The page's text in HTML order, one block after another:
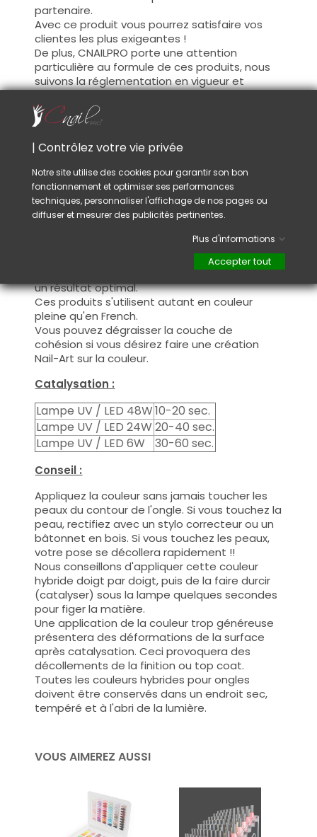
partenaire.
Avec ce produit vous pourrez satisfaire vos
clientes les plus exigeantes !
De plus, CNAILPRO porte une attention
particulière au formule de ces produits, nous
suivons la réglementation en vigueur et
garantissons la conformité de nos produits.
Ceci pour garantir une sécurité d'utilisation
optimale.
Cette couleur s'applique avec son pinceau, de
manière fine, sur la base (il n'est pas
nécessaire de dégraisser la couche de
cohésion) ou sur la construction après limage.
Ce produit s'applique en deux couches,
fermez le bord libre à la première couche et
appliquez la deuxième couche pour garantir
un résultat optimal.
Ces produits s'utilisent autant en couleur
pleine qu'en French.
Vous pouvez dégraisser la couche de
cohésion si vous désirez faire une création
Nail-Art sur la couleur.
Catalysation :
Lampe UV / LED 48W10-20 sec.
Lampe UV / LED 24W 20-40 sec.
Lampe UV / LED 6W
30-60 sec.
Conseil :
Appliquez la couleur sans jamais toucher les
peaux du contour de l'ongle. Si vous touchez la
peau, rectifiez avec un stylo correcteur ou un
bâtonnet en bois. Si vous touchez les peaux,
votre pose se décollera rapidement !!
Nous conseillons d'appliquer cette couleur
hybride doigt par doigt, puis de la faire durcir
(catalyser) sous la lampe quelques secondes
pour figer la matière.
Une application de la couleur trop généreuse
présentera des déformations de la surface
après catalysation. Ceci provoquera des
décollements de la finition ou top coat.
Toutes les couleurs hybrides pour ongles
doivent être conservés dans un endroit sec,
tempéré et à l'abri de la lumière.
VOUS AIMEREZ AUSSI
| Contrôlez votre vie privée
Notre site utilise des cookies pour garantir son bon
fonctionnement et optimiser ses performances
techniques, personnaliser l'affichage de nos pages ou
diffuser et mesurer des publicités pertinentes.
Plus d'informations
Accepter tout